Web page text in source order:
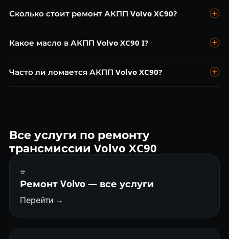
Сколько стоит ремонт АКПП Volvo XC90?
AW55-51 от 11 000 ₽, ремонт TF-80SC от 13 000 ₽,
Какое масло в АКПП Volvo XC90 I?
80SC: строго JWS 3309. Замена каждые 60 000 км.
Часто ли ломается АКПП Volvo XC90?
Все услуги по ремонту
трансмиссии Volvo XC90
⭐
Ремонт Volvo — все услуги
Перейти →